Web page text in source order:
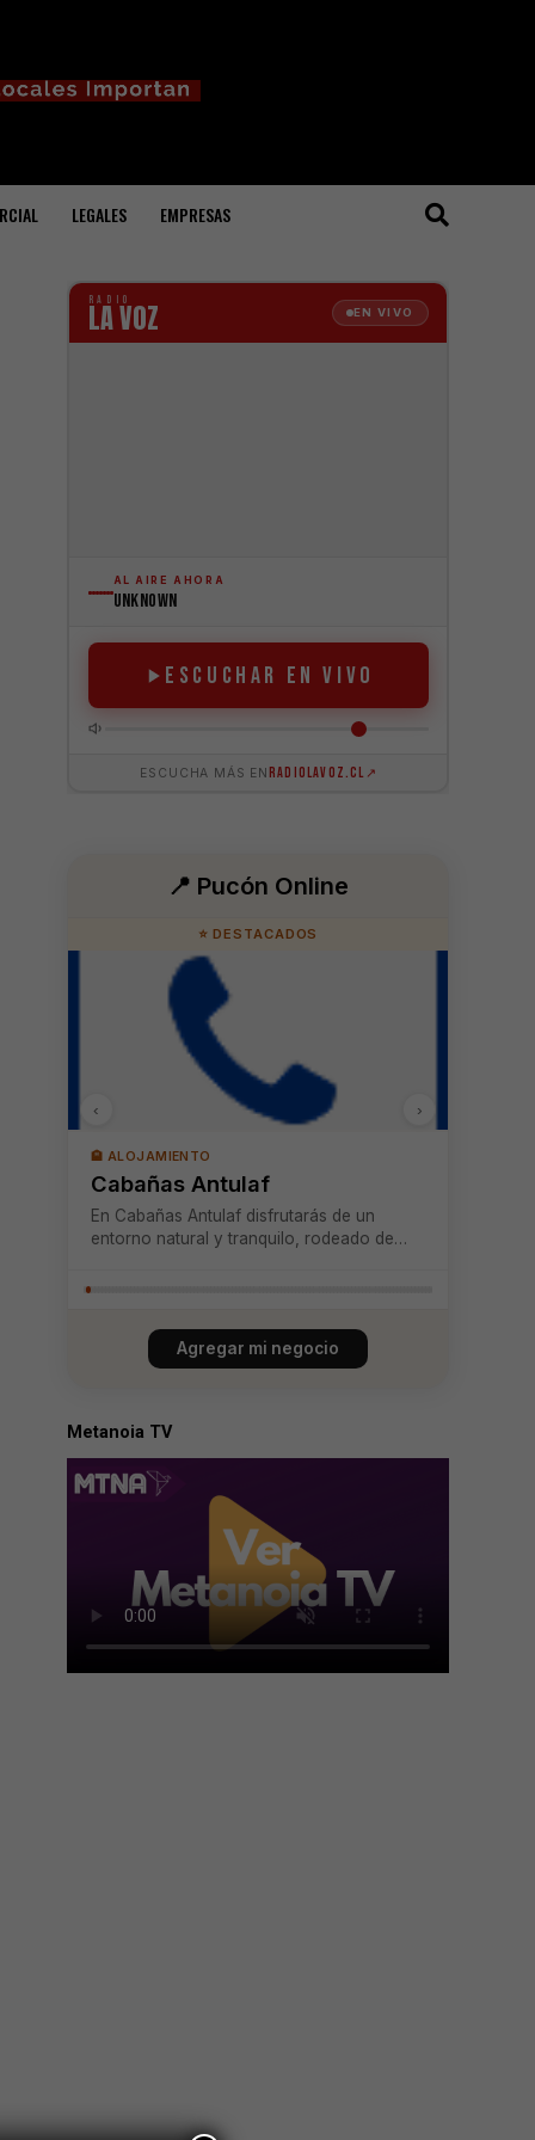
LEGALES EMPRESAS
📍 Pucón Online
⭐ DESTACADOS
🏨 ALOJAMIENTO
Cabañas Antulaf
En Cabañas Antulaf disfrutarás de un
entorno natural y tranquilo, rodeado de
Pucón, nuestras cabañas están totalmente
‹ ›
Agregar mi negocio
Metanoia TV